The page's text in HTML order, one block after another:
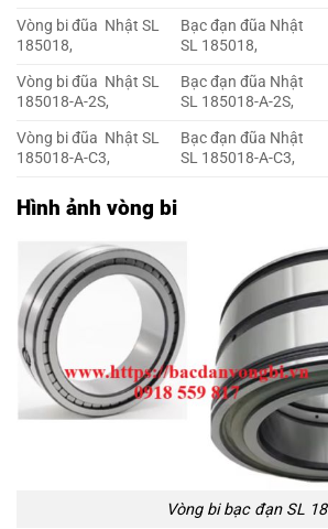
Vòng bi đũa Nhật SL
185018,
Bạc đạn đũa Nhật
SL 185018,
Vòng bi đũa Nhật SL
185018-A-2S,
Bạc đạn đũa Nhật
SL 185018-A-2S,
Vòng bi đũa Nhật SL
185018-A-C3,
Bạc đạn đũa Nhật
SL 185018-A-C3,
Hình ảnh vòng bi
Vòng bi bạc đạn SL 18